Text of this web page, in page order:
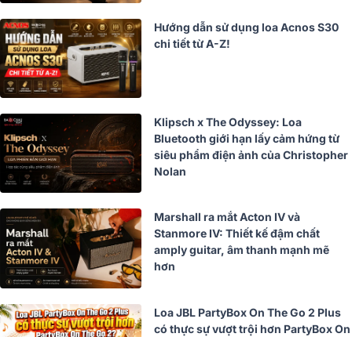
Hướng dẫn sử dụng loa Acnos S30
chi tiết từ A-Z!
Klipsch x The Odyssey: Loa
Bluetooth giới hạn lấy cảm hứng từ
siêu phẩm điện ảnh của Christopher
Nolan
Marshall ra mắt Acton IV và
Stanmore IV: Thiết kế đậm chất
amply guitar, âm thanh mạnh mẽ
hơn
Loa JBL PartyBox On The Go 2 Plus
có thực sự vượt trội hơn PartyBox On